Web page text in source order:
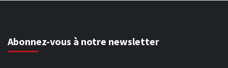
Abonnez-vous à notre newsletter